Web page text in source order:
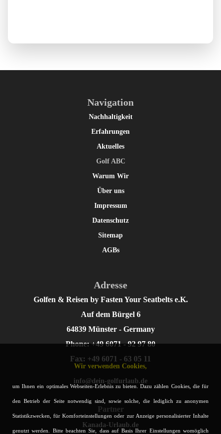
Navigation
Nachhaltigkeit
Erfahrungen
Aktuelles
Golf ABC
Warum Wir
Über uns
Impressum
Datenschutz
Sitemap
AGBs
Adresse
Golfen & Reisen by Fasten Your Seatbelts e.K.
Auf dem Bürgel 6
64839 Münster - Germany
Phone: +49 6071 - 92 97 80
Fax: +49 6071 - 63 05 11
info@dein-golfurlaub.de
Partner
Kanada-Urlaub.de
Wir verwenden Cookies,
um Ihnen ein optimales Webseiten-Erlebnis zu bieten. Dazu zählen Cookies, die für
den Betrieb der Seite notwendig sind, sowie solche, die lediglich zu anonymen
Statistikzwecken, für Komforteinstellungen oder zur Anzeige personalisierter Inhalte
genutzt werden. Bitte beachten Sie, dass auf Basis Ihrer Einstellungen womöglich